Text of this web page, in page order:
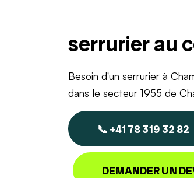
serrurier au
Besoin d'un serrurier à
dans le secteur 1955 de
📞 +41 78 319 32 82
DEMANDER UN